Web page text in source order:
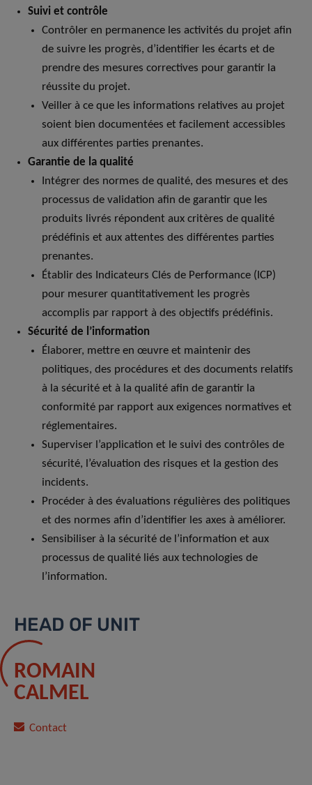
Suivi et contrôle
Contrôler en permanence les activités du projet afin
de suivre les progrès, d’identifier les écarts et de
prendre des mesures correctives pour garantir la
réussite du projet.
Veiller à ce que les informations relatives au projet
soient bien documentées et facilement accessibles
aux différentes parties prenantes.
Garantie de la qualité
Intégrer des normes de qualité, des mesures et des
processus de validation afin de garantir que les
produits livrés répondent aux critères de qualité
prédéfinis et aux attentes des différentes parties
prenantes.
Établir des Indicateurs Clés de Performance (ICP)
pour mesurer quantitativement les progrès
accomplis par rapport à des objectifs prédéfinis.
Sécurité de l’information
Élaborer, mettre en œuvre et maintenir des
politiques, des procédures et des documents relatifs
à la sécurité et à la qualité afin de garantir la
conformité par rapport aux exigences normatives et
réglementaires.
Superviser l’application et le suivi des contrôles de
sécurité, l’évaluation des risques et la gestion des
incidents.
Procéder à des évaluations régulières des politiques
et des normes afin d’identifier les axes à améliorer.
Sensibiliser à la sécurité de l’information et aux
processus de qualité liés aux technologies de
l’information.
HEAD OF UNIT
ROMAIN
CALMEL
Contact